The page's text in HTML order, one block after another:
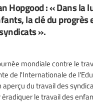
Hopgood : « Dans la
la clé du progrès
».
mondiale contre le
de l'Internationale de
aperçu du travail des
le travail des